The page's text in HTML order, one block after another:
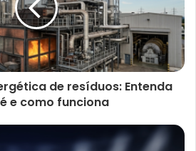
de resíduos: Entenda
e como funciona